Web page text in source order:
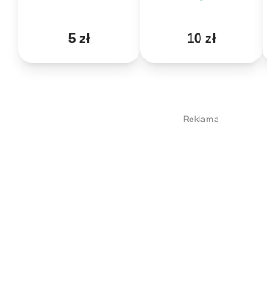
5 zł 10 zł
Reklama